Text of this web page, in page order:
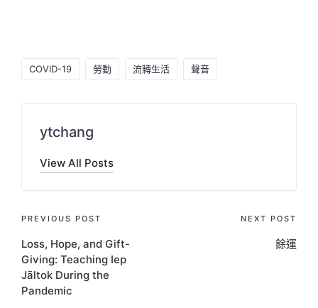
COVID-19 勞動 流轉生活 聲音
ytchang
View All Posts
Post
navigation
PREVIOUS POST
Loss, Hope, and Gift-
Giving: Teaching Iep
Jāltok During the
Pandemic
NEXT POST
餘運